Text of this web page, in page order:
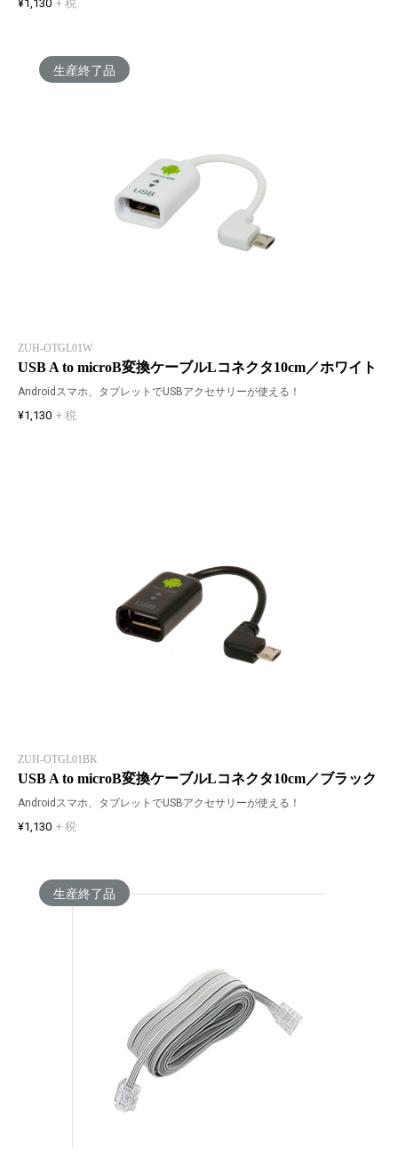
¥1,130 + 税
生産終了品
ZUH-OTGL01W
USB A to microB変換ケーブルLコネクタ10cm／ホワイト
Androidスマホ、タブレットでUSBアクセサリーが使える！
¥1,130 + 税
ZUH-OTGL01BK
USB A to microB変換ケーブルLコネクタ10cm／ブラック
Androidスマホ、タブレットでUSBアクセサリーが使える！
¥1,130 + 税
生産終了品